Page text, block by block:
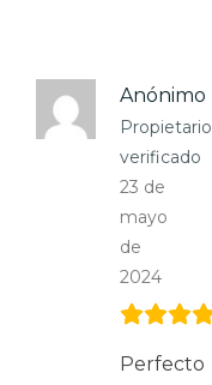
Anónimo
Propietario
verificado
23 de
mayo
de
2024
Perfecto